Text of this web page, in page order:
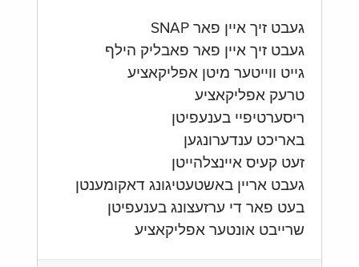
געבט זיך איין פאר SNAP
געבט זיך איין פאר פאבליק הילף
גייט ווייטער מיטן אפליקאציע
טרעק אפליקאציע
ריסערטיפיי בענעפיטן
באריכט ענדערונגען
זעט קעיס איינצלהייטן
געבט אריין באשטעטיגונג דאקומענטן
בעט פאר די ערזעצונג בענעפיטן
שרייבט אונטער אפליקאציע